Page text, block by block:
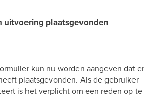
uitvoering plaatsgevonden
kun nu worden aangeven dat er
plaatsgevonden. Als de gebruiker
is het verplicht om een reden op te